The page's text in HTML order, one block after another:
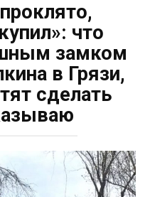
что
замком
в Грязи,
сделать